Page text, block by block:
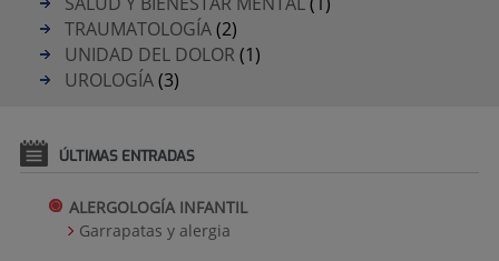
TRAUMATOLOGÍA(2)
UNIDAD DEL DOLOR(1)
UROLOGÍA(3)
ÚLTIMAS ENTRADAS
ALERGOLOGÍA INFANTIL
Garrapatas y alergia